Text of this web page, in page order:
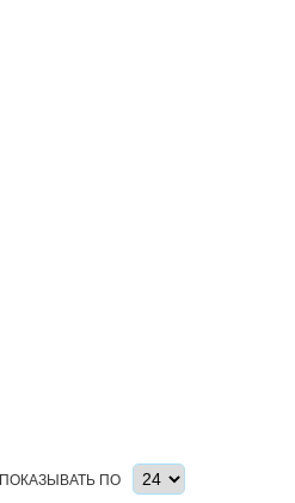
ПОКАЗЫВАТЬ ПО